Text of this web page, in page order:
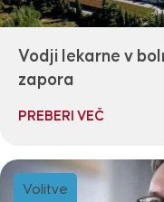
Vodji lekarne v
zapora
PREBERI VEČ
Volitve